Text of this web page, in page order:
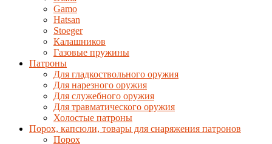
Gamo
Hatsan
Stoeger
Калашников
Газовые пружины
Патроны
Для гладкоствольного оружия
Для нарезного оружия
Для служебного оружия
Для травматического оружия
Холостые патроны
Порох, капсюли, товары для снаряжения патронов
Порох